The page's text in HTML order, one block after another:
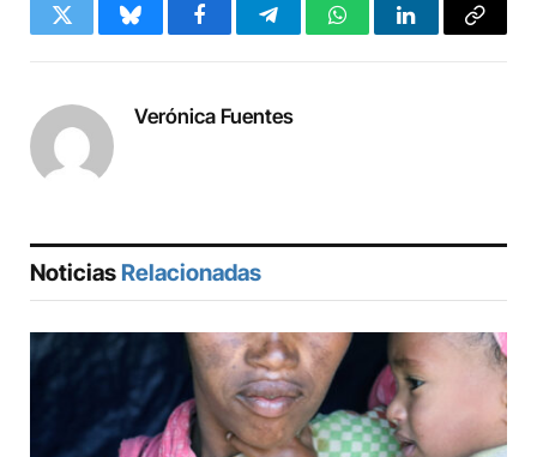
Twitter BlueskyFacebookTelegramWhatsAppLinkedInCopy
Verónica Fuentes
Noticias Relacionadas